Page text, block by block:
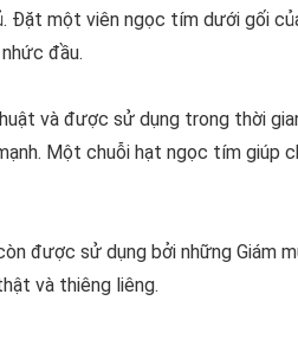
Đặt một viên ngọc tím dưới gối
đầu.
và được sử dụng trong thời
Một chuỗi hạt ngọc tím giúp
được sử dụng bởi những Giám
và thiêng liêng.